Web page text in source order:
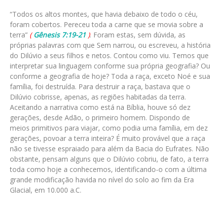
“Todos os altos montes, que havia debaixo de todo o céu,
foram cobertos. Pereceu toda a carne que se movia sobre a
terra” (Gênesis 7:19-21 ). Foram estas, sem dúvida, as
próprias palavras com que Sem narrou, ou escreveu, a história
do Dilúvio a seus filhos e netos. Contou como viu. Temos que
interpretar sua linguagem conforme sua própria geografia? Ou
conforme a geografia de hoje? Toda a raça, exceto Noé e sua
família, foi destruída. Para destruir a raça, bastava que o
Dilúvio cobrisse, apenas, as regiões habitadas da terra.
Aceitando a narrativa como está na Bíblia, houve só dez
gerações, desde Adão, o primeiro homem. Dispondo de
meios primitivos para viajar, como podia uma família, em dez
gerações, povoar a terra inteira? É muito provável que a raça
não se tivesse espraiado para além da Bacia do Eufrates. Não
obstante, pensam alguns que o Dilúvio cobriu, de fato, a terra
toda como hoje a conhecemos, identificando-o com a última
grande modificação havida no nível do solo ao fim da Era
Glacial, em 10.000 a.C.